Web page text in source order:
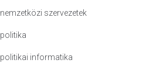
nemzetközi szervezetek
politika
politikai informatika